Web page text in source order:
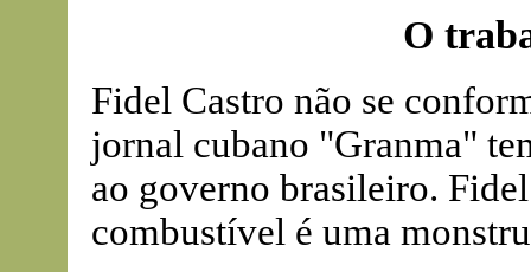
O
Fidel Castro não se
jornal cubano "Granma"
ao governo brasileiro.
combustível é uma